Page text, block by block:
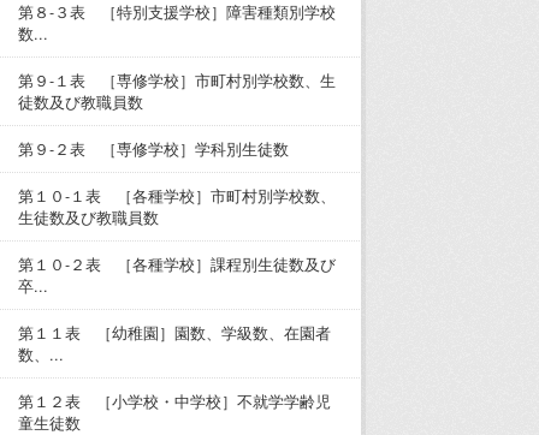
第８-３表 ［特別支援学校］障害種類別学校
数...
第９-１表 ［専修学校］市町村別学校数、生
徒数及び教職員数
第９-２表 ［専修学校］学科別生徒数
第１０-１表 ［各種学校］市町村別学校数、
生徒数及び教職員数
第１０-２表 ［各種学校］課程別生徒数及び
卒...
第１１表 ［幼稚園］園数、学級数、在園者
数、...
第１２表 ［小学校・中学校］不就学学齢児
童生徒数